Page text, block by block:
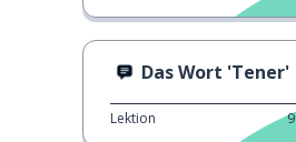
Das Wort 'Tener'
Lektion 9